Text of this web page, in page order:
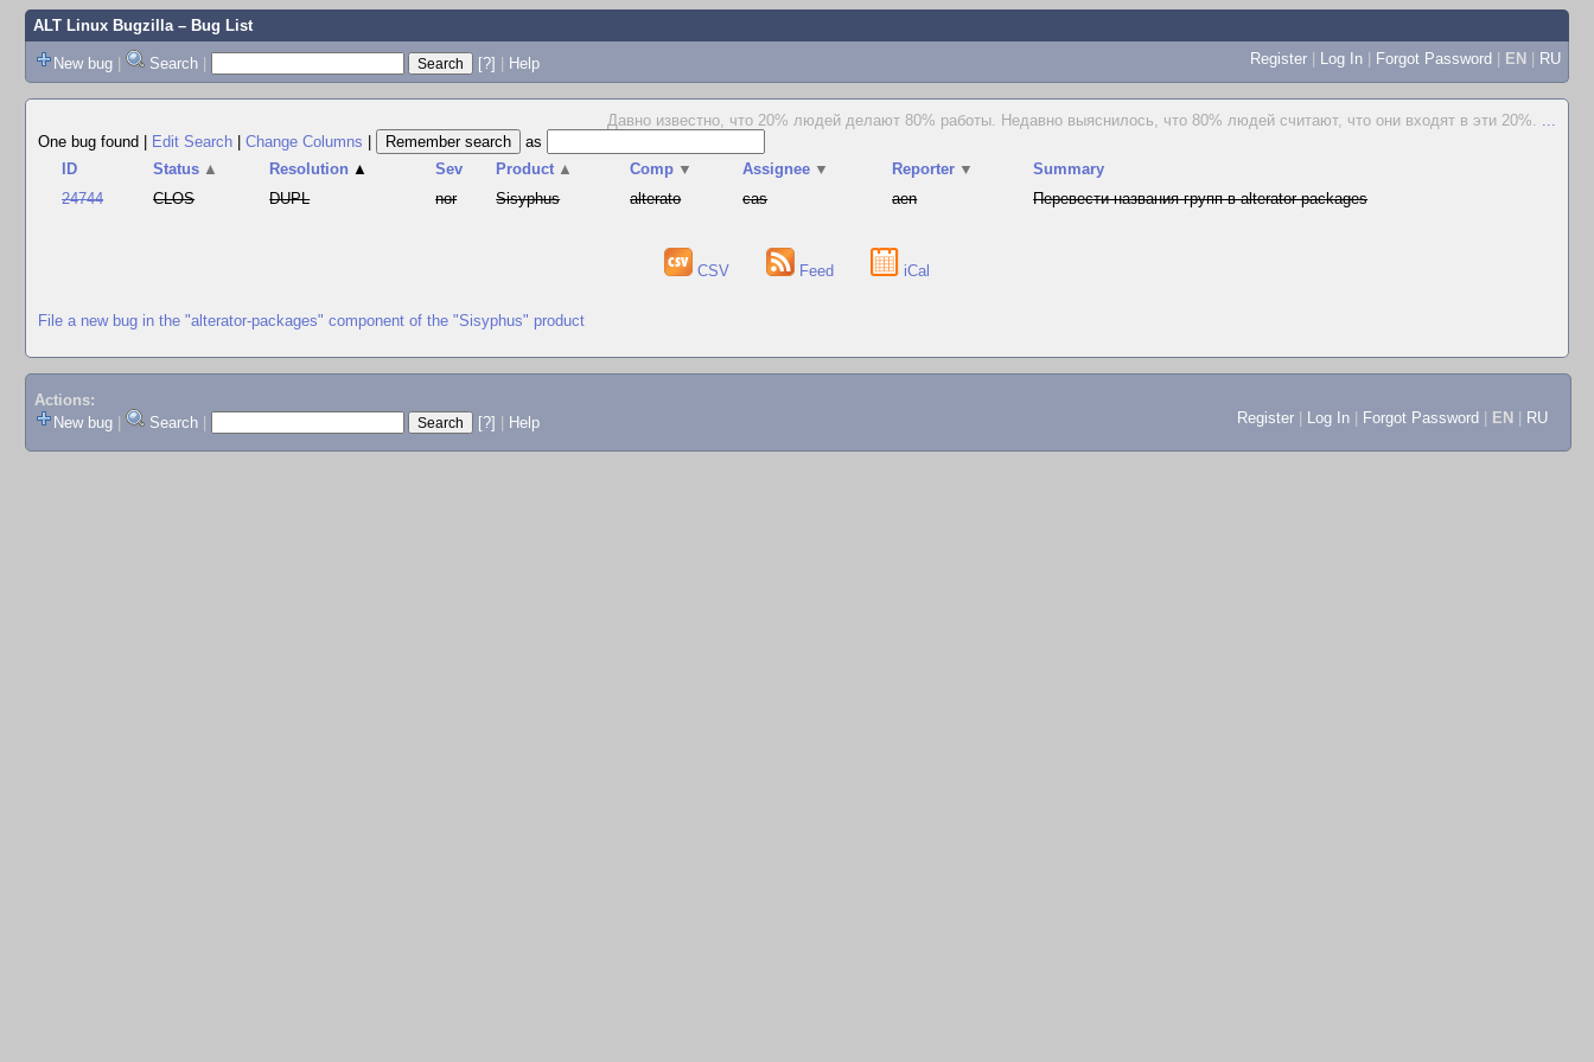
ALT Linux Bugzilla– Bug List
New bug | Search | [?] | Help Register | Log In | Forgot Password | EN | RU
Давно известно, что 20% людей делают 80% работы. Недавно выяснилось, что 80% людей считают, что они входят в эти 20%. ...
One bug found
Edit Search Change Columns
as
ID
Status ▲ Resolution ▲ Sev Product ▲ Comp ▼ Assignee ▼ Reporter ▼
Summary
24744
CLOS DUPL nor Sisyphus alterato cas aen Перевести названия групп в alterator-packages
CSV Feed iCal
File a new bug in the "alterator-packages" component of the "Sisyphus" product
Actions:
New bug
Search [?] Help Register Log In Forgot Password EN RU